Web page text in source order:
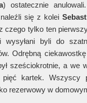
) ostatecznie
się z kolei
czego tylko ten
wysyłani byli do
Odrębną
sześciokrotnie, a we
pięć kartek. Wszyscy
rezerwowy w